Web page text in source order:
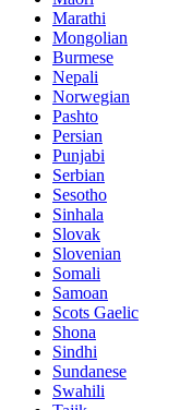
Marathi
Mongolian
Burmese
Nepali
Norwegian
Pashto
Persian
Punjabi
Serbian
Sesotho
Sinhala
Slovak
Slovenian
Somali
Samoan
Scots Gaelic
Shona
Sindhi
Sundanese
Swahili